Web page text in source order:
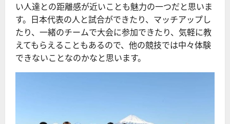
い人達との距離感が近いことも魅力の一つだと思いま
す。日本代表の人と試合ができたり、マッチアップし
たり、一緒のチームで大会に参加できたり、気軽に教
えてもらえることもあるので、他の競技では中々体験
できないことなのかなと思います。